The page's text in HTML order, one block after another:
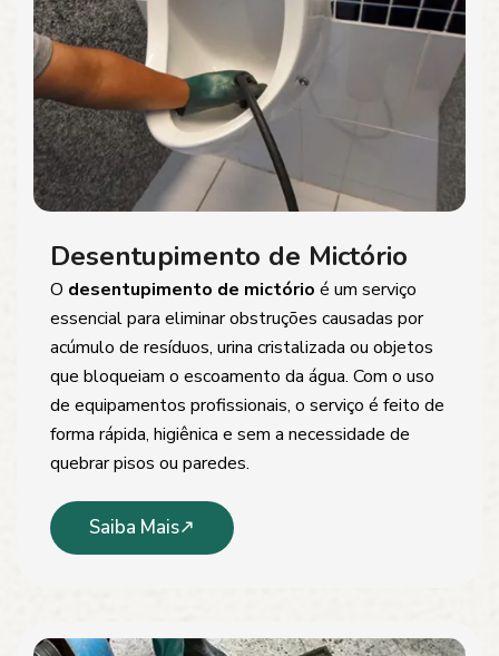
Desentupimento de Mictório
O desentupimento de mictório é um serviço
essencial para eliminar obstruções causadas por
acúmulo de resíduos, urina cristalizada ou objetos
que bloqueiam o escoamento da água. Com o uso
de equipamentos profissionais, o serviço é feito de
forma rápida, higiênica e sem a necessidade de
quebrar pisos ou paredes.
Saiba Mais